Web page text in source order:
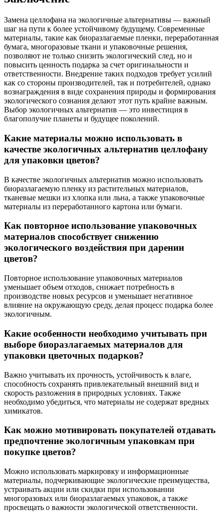
Замена целлофана на экологичные альтернативы — важный
шаг на пути к более устойчивому будущему. Современные
материалы, такие как биоразлагаемые пленки, переработанная
бумага, многоразовые ткани и упаковочные решения,
позволяют не только снизить экологический след, но и
повысить ценность подарка за счет оригинальности и
ответственности. Внедрение таких подходов требует усилий
как со стороны производителей, так и потребителей, однако
вознаграждения в виде сохранения природы и формирования
экологического сознания делают этот путь крайне важным.
Выбор экологичных альтернатив — это инвестиция в
благополучие планеты и будущее поколений.
Какие материалы можно использовать в
качестве экологичных альтернатив целлофану
для упаковки цветов?
В качестве экологичных альтернатив можно использовать
биоразлагаемую пленку из растительных материалов,
тканевые мешки из хлопка или льна, а также упаковочные
материалы из переработанного картона или бумаги.
Как повторное использование упаковочных
материалов способствует снижению
экологического воздействия при дарении
цветов?
Повторное использование упаковочных материалов
уменьшает объем отходов, снижает потребность в
производстве новых ресурсов и уменьшает негативное
влияние на окружающую среду, делая процесс подарка более
экологичным.
Какие особенности необходимо учитывать при
выборе биоразлагаемых материалов для
упаковки цветочных подарков?
Важно учитывать их прочность, устойчивость к влаге,
способность сохранять привлекательный внешний вид и
скорость разложения в природных условиях. Также
необходимо убедиться, что материалы не содержат вредных
химикатов.
Как можно мотивировать покупателей отдавать
предпочтение экологичным упаковкам при
покупке цветов?
Можно использовать маркировку и информационные
материалы, подчеркивающие экологические преимущества,
устраивать акции или скидки при использовании
многоразовых или биоразлагаемых упаковок, а также
просвещать о важности экологической ответственности.